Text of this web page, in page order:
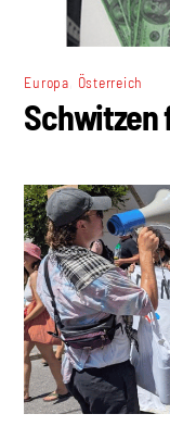
Europa Österreich
Schwitzen